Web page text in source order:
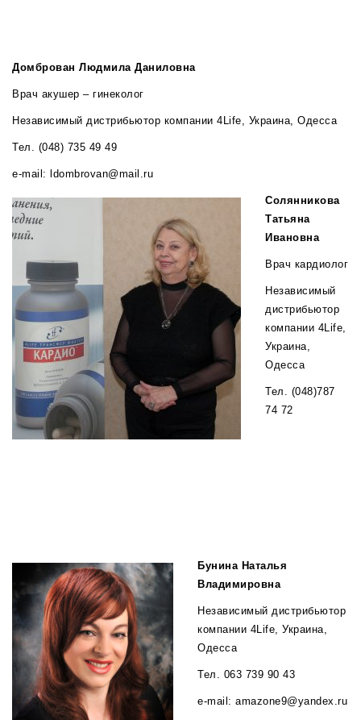
Домброван Людмила Даниловна
Врач акушер – гинеколог
Независимый дистрибьютор компании 4Life, Украина, Одесса
Тел. (048) 735 49 49
e-mail: ldombrovan@mail.ru
Солянникова
Татьяна
Ивановна
Врач кардиолог
Независимый
дистрибьютор
компании 4Life,
Украина,
Одесса
Тел. (048)787
74 72
Бунина Наталья
Владимировна
Независимый дистрибьютор
компании 4Life, Украина,
Одесса
Тел. 063 739 90 43
e-mail: amazone9@yandex.ru